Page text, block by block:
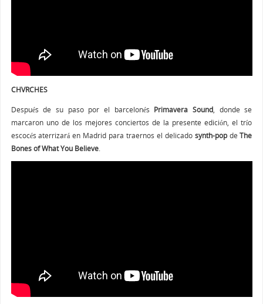
CHVRCHES
Después de su paso por el barcelonés Primavera Sound , donde se
marcaron uno de los mejores conciertos de la presente edición, el trío
escocés aterrizará en Madrid para traernos el delicadosynth-popde The
Bones of What You Believe.